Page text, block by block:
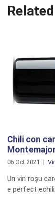
Chili con
06 Oct 2021
Un vin roşu
e perfect